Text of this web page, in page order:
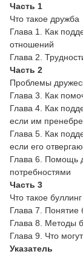
Часть 1
Что такое дружба
Глава 1. Как
отношений
Глава 2.
Часть 2
Проблемы
Глава 3. Как
Глава 4. Как
если им
Глава 5. Как
если его
Глава 6. Помощь
потребностями
Часть 3
Что такое
Глава 7. Понятие
Глава 8. Методы
Глава 9. Что
Указатель